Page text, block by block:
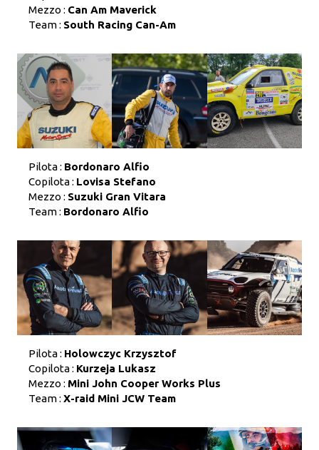
Mezzo : Can Am Maverick
Team : South Racing Can-Am
Pilota : Bordonaro Alfio
Copilota : Lovisa Stefano
Mezzo : Suzuki Gran Vitara
Team : Bordonaro Alfio
Pilota : Holowczyc Krzysztof
Copilota : Kurzeja Lukasz
Mezzo : Mini John Cooper Works Plus
Team : X-raid Mini JCW Team